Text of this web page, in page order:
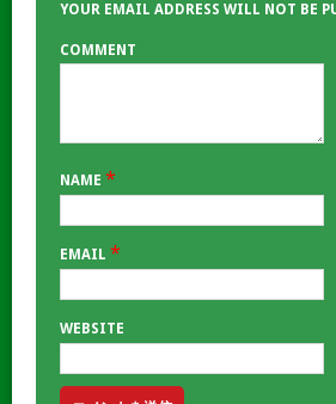
YOUR EMAIL ADDRESS WILL NOT BE
COMMENT
NAME *
EMAIL *
WEBSITE